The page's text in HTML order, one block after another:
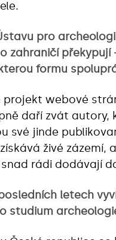
pro
zahraničí překypují
formu
projekt webové
daří zvát autory,
své jinde
živé zázemí,
rádi dodávají
letech
studium